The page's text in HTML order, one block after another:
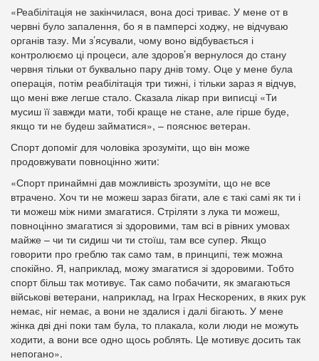
«Реабілітація не закінчилася, вона досі триває. У мене от в
червні було запалення, бо я в памперсі ходжу, не відчуваю
органів тазу. Ми з’ясували, чому воно відбувається і
контролюємо ці процеси, але здоров’я вернулося до стану
червня тільки от буквально пару днів тому. Оце у мене була
операція, потім реабілітація три тижні, і тільки зараз я відчув,
що мені вже легше стало. Сказала лікар при виписці «Ти
мусиш її завжди мати, тобі краще не стане, але гірше буде,
якщо ти не будеш займатися», – пояснює ветеран.
Спорт допоміг для чоловіка зрозуміти, що він може
продовжувати повноцінно жити:
«Спорт принаймні дав можливість зрозуміти, що не все
втрачено. Хоч ти не можеш зараз бігати, але є такі самі як ти і
ти можеш між ними змагатися. Стріляти з лука ти можеш,
повноцінно змагатися зі здоровими, там всі в рівних умовах
майже – чи ти сидиш чи ти стоїш, там все супер. Якщо
говорити про греблю так само там, в принципі, теж можна
спокійно. Я, наприклад, можу змагатися зі здоровими. Тобто
спорт більш так мотивує. Так само побачити, як змагаються
військові ветерани, наприклад, на Іграх Нескорених, в яких рук
немає, ніг немає, а вони не здалися і далі бігають. У мене
жінка дві дні поки там була, то плакала, коли люди не можуть
ходити, а вони все одно щось роблять. Це мотивує досить так
непогано».